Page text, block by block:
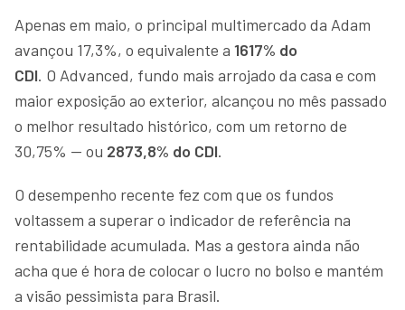
Apenas em maio, o principal multimercado da Adam
avançou 17,3%, o equivalente a 1617% do
CDI. O Advanced, fundo mais arrojado da casa e com
maior exposição ao exterior, alcançou no mês passado
o melhor resultado histórico, com um retorno de
30,75% — ou 2873,8% do CDI.
O desempenho recente fez com que os fundos
voltassem a superar o indicador de referência na
rentabilidade acumulada. Mas a gestora ainda não
acha que é hora de colocar o lucro no bolso e mantém
a visão pessimista para Brasil.